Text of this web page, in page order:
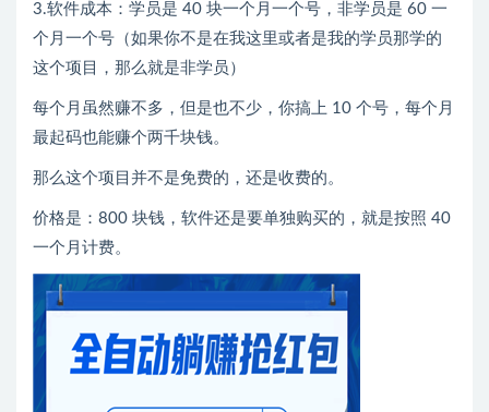
3.软件成本：学员是 40 块一个月一个号，非学员是 60 一
个月一个号（如果你不是在我这里或者是我的学员那学的
这个项目，那么就是非学员）
每个月虽然赚不多，但是也不少，你搞上 10 个号，每个月
最起码也能赚个两千块钱。
那么这个项目并不是免费的，还是收费的。
价格是：800 块钱，软件还是要单独购买的，就是按照 40
一个月计费。